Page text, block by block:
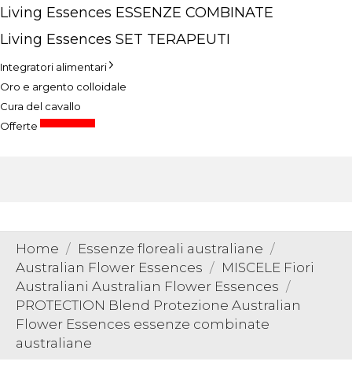
Living Essences ESSENZE COMBINATE
Living Essences SET TERAPEUTI
Integratori alimentari
Oro e argento colloidale
Cura del cavallo
Offerte
Home
Essenze floreali australiane
Australian Flower Essences
MISCELE Fiori
Australiani Australian Flower Essences
PROTECTION Blend Protezione Australian
Flower Essences essenze combinate
australiane